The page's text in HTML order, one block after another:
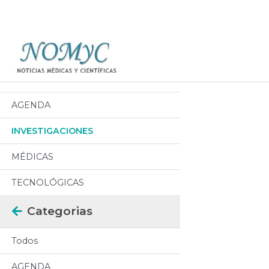
Categorias
Todos
AGENDA
INVESTIGACIONES
MÉDICAS
TECNOLÓGICAS
Categorias
Todos
AGENDA